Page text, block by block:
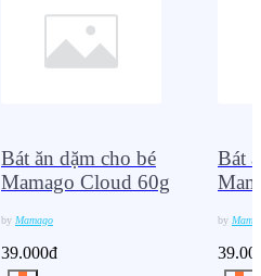
Bát ăn dặm cho bé
Mamago Cloud 60g
by Mamago
39.000đ
Bát
by